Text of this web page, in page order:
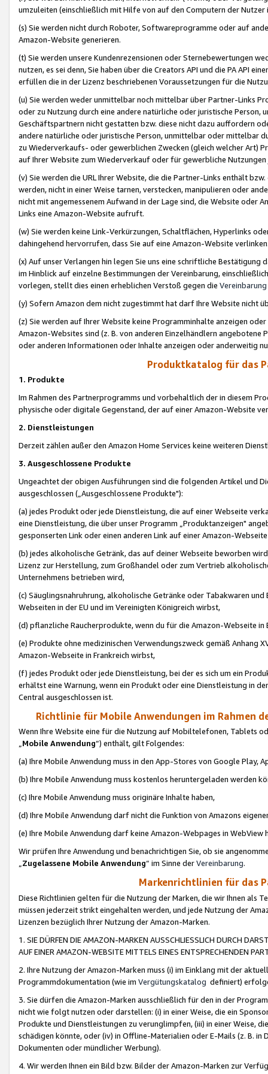
umzuleiten (einschließlich mit Hilfe von auf den Computern der
(s) Sie werden nicht durch Roboter, Softwareprogramme oder auf
Amazon-Website generieren.
(t) Sie werden unsere Kundenrezensionen oder Sternebewertungen
nutzen, es sei denn, Sie haben über die Creators API und die PA API
erfüllen die in der Lizenz beschriebenen Voraussetzungen für die
(u) Sie werden weder unmittelbar noch mittelbar über Partner-Links
oder zu Nutzung durch eine andere natürliche oder juristische
Geschäftspartnern nicht gestatten bzw. diese nicht dazu auffordern
andere natürliche oder juristische Person, unmittelbar oder mittelbar
zu Wiederverkaufs- oder gewerblichen Zwecken (gleich welcher Art)
auf Ihrer Website zum Wiederverkauf oder für gewerbliche
(v) Sie werden die URL Ihrer Website, die die Partner-Links enthält
werden, nicht in einer Weise tarnen, verstecken, manipulieren oder
nicht mit angemessenem Aufwand in der Lage sind, die Website oder
Links eine Amazon-Website aufruft.
(w) Sie werden keine Link-Verkürzungen, Schaltflächen, Hyperlinks
dahingehend hervorrufen, dass Sie auf eine Amazon-Website
(x) Auf unser Verlangen hin legen Sie uns eine schriftliche
im Hinblick auf einzelne Bestimmungen der Vereinbarung,
vorlegen, stellt dies einen erheblichen Verstoß gegen die Vereinbarung
(y) Sofern Amazon dem nicht zugestimmt hat darf Ihre Website nicht
(z) Sie werden auf Ihrer Website keine Programminhalte anzeigen
Amazon-Websites sind (z. B. von anderen Einzelhändlern
oder anderen Informationen oder Inhalte anzeigen oder anderweitig
Produktkatalog für das
1. Produkte
Im Rahmen des Partnerprogramms und vorbehaltlich der in diesem
physische oder digitale Gegenstand, der auf einer Amazon-Website
2. Dienstleistungen
Derzeit zählen außer den Amazon Home Services keine weiteren
3. Ausgeschlossene Produkte
Ungeachtet der obigen Ausführungen sind die folgenden Artikel und
ausgeschlossen („Ausgeschlossene Produkte"):
(a) jedes Produkt oder jede Dienstleistung, die auf einer Webseite
eine Dienstleistung, die über unser Programm „Produktanzeigen"
gesponserten Link oder einen anderen Link auf einer Amazon-
(b) jedes alkoholische Getränk, das auf deiner Webseite beworben
Lizenz zur Herstellung, zum Großhandel oder zum Vertrieb
Unternehmens betrieben wird,
(c) Säuglingsnahruhrung, alkoholische Getränke oder Tabakwaren
Webseiten in der EU und im Vereinigten Königreich wirbst,
(d) pflanzliche Raucherprodukte, wenn du für die Amazon-Webseite in
(e) Produkte ohne medizinischen Verwendungszweck gemäß Anhang
Amazon-Webseite in Frankreich wirbst,
(f) jedes Produkt oder jede Dienstleistung, bei der es sich um ein
erhältst eine Warnung, wenn ein Produkt oder eine Dienstleistung in
Central ausgeschlossen ist.
Richtlinie für Mobile Anwendungen im Rahmen
Wenn Ihre Website eine für die Nutzung auf Mobiltelefonen, Tablets
„Mobile Anwendung“) enthält, gilt Folgendes:
(a) Ihre Mobile Anwendung muss in den App-Stores von Google Play,
(b) Ihre Mobile Anwendung muss kostenlos heruntergeladen werden
(c) Ihre Mobile Anwendung muss originäre Inhalte haben,
(d) Ihre Mobile Anwendung darf nicht die Funktion von Amazons
(e) Ihre Mobile Anwendung darf keine Amazon-Webpages in WebView
Wir prüfen Ihre Anwendung und benachrichtigen Sie, ob sie
„Zugelassene Mobile Anwendung“ im Sinne derVereinbarung.
Markenrichtlinien für das
Diese Richtlinien gelten für die Nutzung der Marken, die wir Ihnen als
müssen jederzeit strikt eingehalten werden, und jede Nutzung der
Lizenzen bezüglich Ihrer Nutzung der Amazon-Marken.
1. SIE DÜRFEN DIE AMAZON-MARKEN AUSSCHLIESSLICH DURCH
AUF EINER AMAZON-WEBSITE MITTELS EINES ENTSPRECHENDEN
2. Ihre Nutzung der Amazon-Marken muss (i) im Einklang mit der
Programmdokumentation (wie im Vergütungskatalog definiert)
3. Sie dürfen die Amazon-Marken ausschließlich für den in der
nicht wie folgt nutzen oder darstellen: (i) in einer Weise, die ein
Produkte und Dienstleistungen zu verunglimpfen, (iii) in einer Weise,
schädigen könnte, oder (iv) in Offline-Materialien oder E-Mails (z. B. in
Dokumenten oder mündlicher Werbung).
4. Wir werden Ihnen ein Bild bzw. Bilder der Amazon-Marken zur